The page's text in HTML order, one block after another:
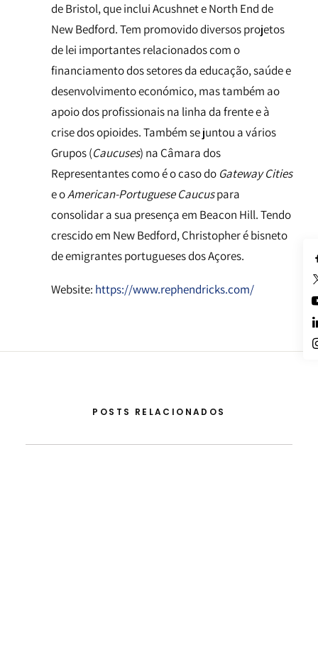
de Bristol, que inclui Acushnet e North End de
New Bedford. Tem promovido diversos projetos
de lei importantes relacionados com o
financiamento dos setores da educação, saúde e
desenvolvimento económico, mas também ao
apoio dos profissionais na linha da frente e à
crise dos opioides. Também se juntou a vários
Grupos (Caucuses) na Câmara dos
Representantes como é o caso do Gateway Cities
e oAmerican-Portuguese Caucuspara
consolidar a sua presença em Beacon Hill. Tendo
crescido em New Bedford, Christopher é bisneto
de emigrantes portugueses dos Açores.
Website: https://www.rephendricks.com/
POSTS RELACIONADOS